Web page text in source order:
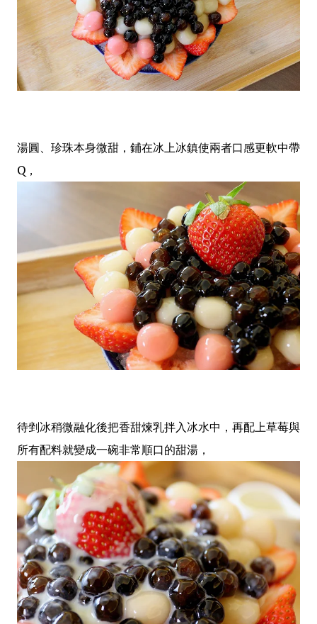
湯圓、珍珠本身微甜，鋪在冰上冰鎮使兩者口感更軟中帶
Q，
待剉冰稍微融化後把香甜煉乳拌入冰水中，再配上草莓與
所有配料就變成一碗非常順口的甜湯，